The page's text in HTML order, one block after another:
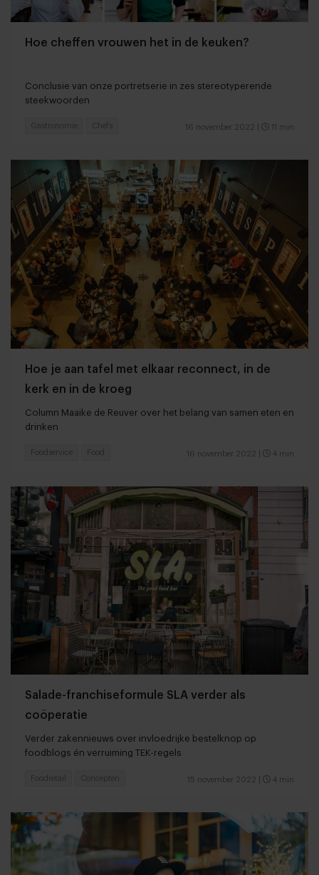
Hoe cheffen vrouwen het in de keuken?
Conclusie van onze portretserie in zes stereotyperende
steekwoorden
16 november 2022 11 min
Gastronomie Chefs
Hoe je aan tafel met elkaar reconnect, in de
kerk en in de kroeg
Column Maaike de Reuver over het belang van samen eten en
drinken
16 november 2022 4 min
Foodservice Food
Salade-franchiseformule SLA verder als
coöperatie
Verder zakennieuws over invloedrijke bestelknop op
foodblogs én verruiming TEK-regels
15 november 2022 4 min
Foodretail Concepten